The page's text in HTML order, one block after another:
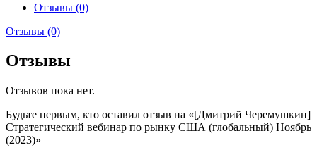
Отзывы (0)
Отзывы (0)
Отзывы
Отзывов пока нет.
Будьте первым, кто оставил отзыв на «[Дмитрий Черемушкин]
Стратегический вебинар по рынку США (глобальный) Ноябрь
(2023)»